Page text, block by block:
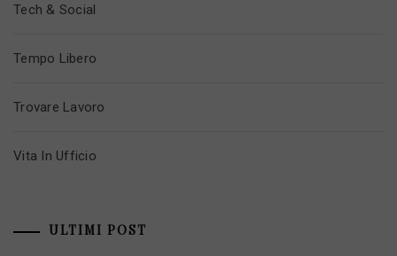
Tech & Social
Tempo Libero
Trovare Lavoro
Vita In Ufficio
ULTIMI POST